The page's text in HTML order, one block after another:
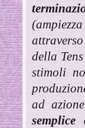
della
stimoli
ad